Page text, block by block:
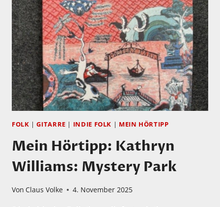
FOLK |GITARRE INDIE FOLK MEIN HÖRTIPP
Mein Hörtipp: Kathryn
Williams: Mystery Park
Von Claus Volke 4. November 2025